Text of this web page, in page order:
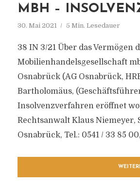
MBH –
30. Mai 2021 5 Min. Lesedauer
38 IN 3/21 Über das
Mobilienhandelsgesellschaft
Osnabrück (AG Osnabrück,
Bartholomäus,
Insolvenzverfahren eröffnet
Rechtsanwalt Klaus Niemeyer,
Osnabrück, Tel.: 0541 / 33 85